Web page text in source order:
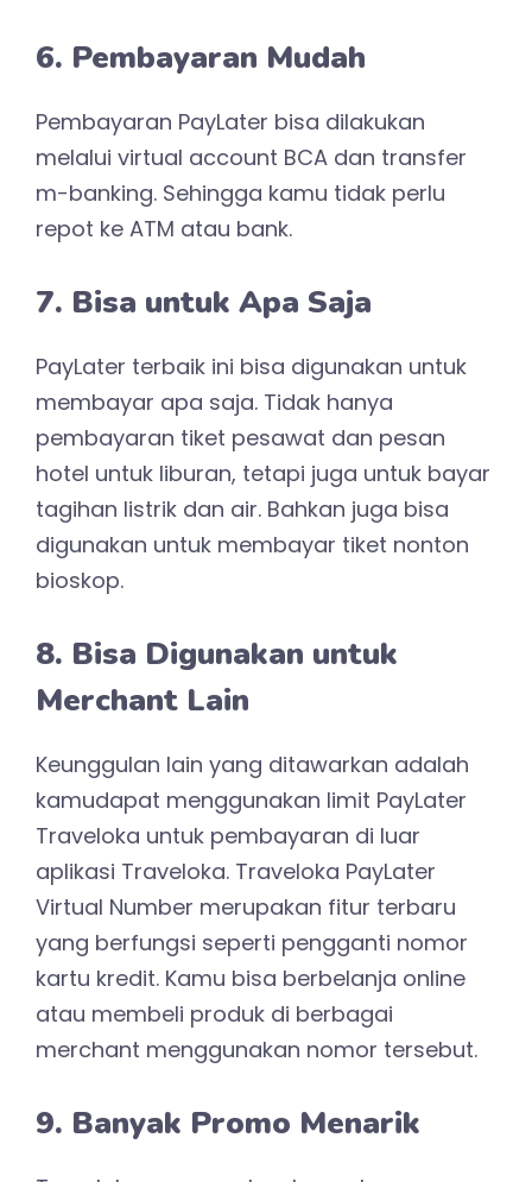
6. Pembayaran Mudah
Pembayaran PayLater bisa dilakukan
melalui virtual account BCA dan transfer
m-banking. Sehingga kamu tidak perlu
repot ke ATM atau bank.
7. Bisa untuk Apa Saja
PayLater terbaik ini bisa digunakan untuk
membayar apa saja. Tidak hanya
pembayaran tiket pesawat dan pesan
hotel untuk liburan, tetapi juga untuk bayar
tagihan listrik dan air. Bahkan juga bisa
digunakan untuk membayar tiket nonton
bioskop.
8. Bisa Digunakan untuk
Merchant Lain
Keunggulan lain yang ditawarkan adalah
kamudapat menggunakan limit PayLater
Traveloka untuk pembayaran di luar
aplikasi Traveloka. Traveloka PayLater
Virtual Number merupakan fitur terbaru
yang berfungsi seperti pengganti nomor
kartu kredit. Kamu bisa berbelanja online
atau membeli produk di berbagai
merchant menggunakan nomor tersebut.
9. Banyak Promo Menarik